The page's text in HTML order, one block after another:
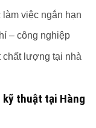
việc ngắn hạn
– công nghiệp
chất lượng tại nhà
kỹ thuật tại Hàng